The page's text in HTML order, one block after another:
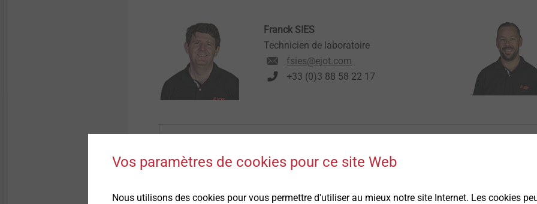
Franck SIES
Technicien de laboratoire
fsies@ejot.com
+33 (0)3 88 58 22 17
votre disposition : données CAO, informations
Vos paramètres de cookies pour ce site Web
Nous utilisons des cookies pour vous permettre d'utiliser au mieux notre site Internet. Les cookies